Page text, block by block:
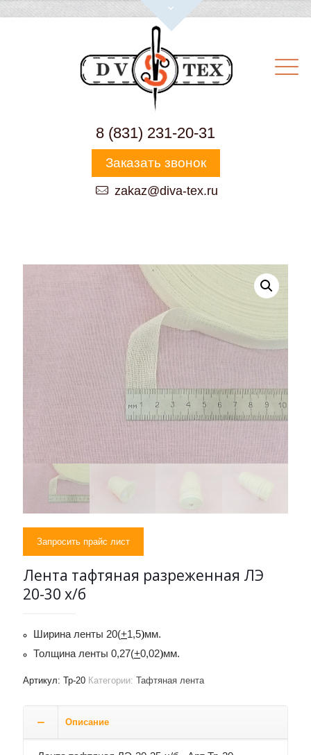
8 (831) 231-20-31
Заказать звонок
zakaz@diva-tex.ru
Запросить прайс лист
Лента тафтяная разреженная ЛЭ
20-30 х/б
Ширина ленты 20(+1,5)мм.
Толщина ленты 0,27(+0,02)мм.
Артикул: Тр-20 Категории: Тафтяная лента
Описание